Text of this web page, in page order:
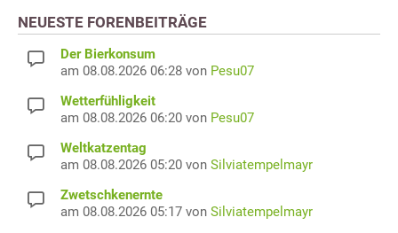
NEUESTE FORENBEITRÄGE
Der Bierkonsum
am 08.08.2026 06:28 von Pesu07
Wetterfühligkeit
am 08.08.2026 06:20 von Pesu07
Weltkatzentag
am 08.08.2026 05:20 von Silviatempelmayr
Zwetschkenernte
am 08.08.2026 05:17 von Silviatempelmayr